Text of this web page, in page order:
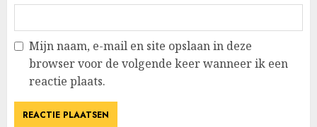
Mijn naam, e-mail en site opslaan in deze
browser voor de volgende keer wanneer ik een
reactie plaats.